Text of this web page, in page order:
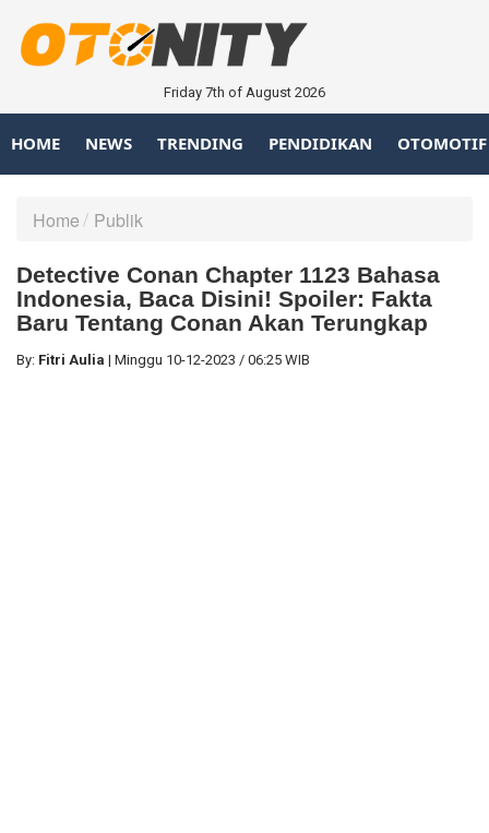
Friday 7th of August 2026
HOME NEWS TRENDING PENDIDIKAN OTOMOTIF
Home Publik
Detective Conan Chapter 1123 Bahasa
Indonesia, Baca Disini! Spoiler: Fakta
Baru Tentang Conan Akan Terungkap
By: Fitri Aulia | Minggu 10-12-2023 / 06:25 WIB